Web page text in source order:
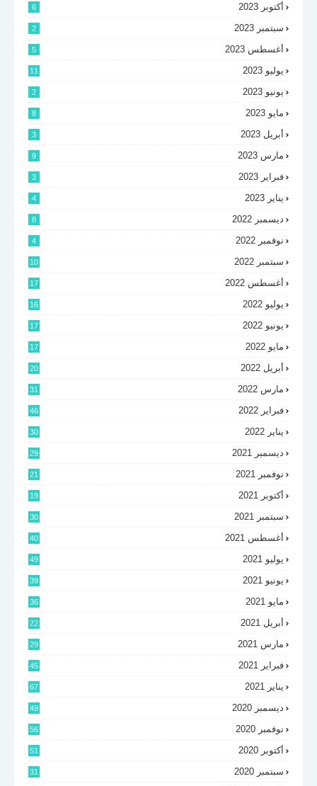
أكتوبر 2023 6
سبتمبر 2023 2
أغسطس 2023 5
يوليو 2023 11
يونيو 2023 2
مايو 2023 8
أبريل 2023 3
مارس 2023 9
فبراير 2023 3
يناير 2023 4
ديسمبر 2022 8
نوفمبر 2022 4
سبتمبر 2022 10
أغسطس 2022 17
يوليو 2022 16
يونيو 2022 17
مايو 2022 17
أبريل 2022 20
مارس 2022 31
فبراير 2022 46
يناير 2022 30
ديسمبر 2021 29
نوفمبر 2021 21
أكتوبر 2021 19
سبتمبر 2021 30
أغسطس 2021 40
يوليو 2021 49
يونيو 2021 39
مايو 2021 36
أبريل 2021 22
مارس 2021 29
فبراير 2021 45
يناير 2021 67
ديسمبر 2020 49
نوفمبر 2020 56
أكتوبر 2020 51
سبتمبر 2020 31